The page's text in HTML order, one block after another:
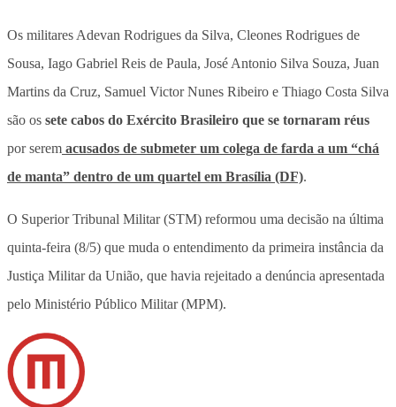
Os militares Adevan Rodrigues da Silva, Cleones Rodrigues de
Sousa, Iago Gabriel Reis de Paula, José Antonio Silva Souza, Juan
Martins da Cruz, Samuel Victor Nunes Ribeiro e Thiago Costa Silva
são os sete cabos do Exército Brasileiro que se tornaram réus
por serem acusados de submeter um colega de farda a um “chá
de manta” dentro de um quartel em Brasília (DF).
O Superior Tribunal Militar (STM) reformou uma decisão na última
quinta-feira (8/5) que muda o entendimento da primeira instância da
Justiça Militar da União, que havia rejeitado a denúncia apresentada
pelo Ministério Público Militar (MPM).